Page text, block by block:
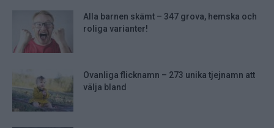
Alla barnen skämt – 347 grova, hemska och
roliga varianter!
Ovanliga flicknamn – 273 unika tjejnamn att
välja bland